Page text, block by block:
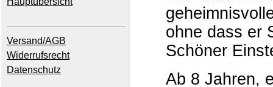
Versand/AGB
Widerrufsrecht
Datenschutz
ohne dass er
Schöner
Ab 8 Jahren,